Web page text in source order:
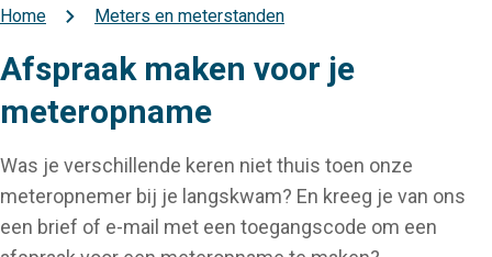
Kruimelpad
Home Meters en meterstanden
Afspraak maken voor je
meteropname
Was je verschillende keren niet thuis toen onze
meteropnemer bij je langskwam? En kreeg je van ons
een brief of e-mail met een toegangscode om een